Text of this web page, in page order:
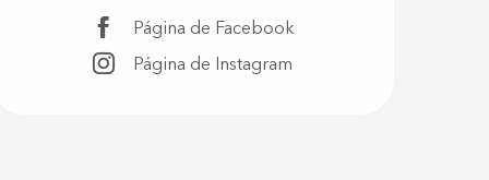
Página de Facebook
Página de Instagram